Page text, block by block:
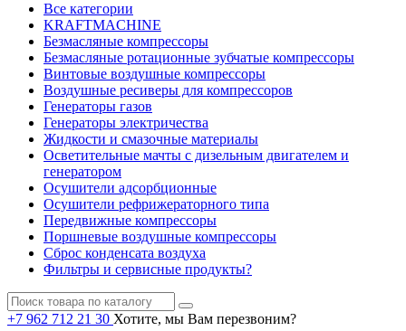
Все категории
KRAFTMACHINE
Безмасляные компрессоры
Безмасляные ротационные зубчатые компрессоры
Винтовые воздушные компрессоры
Воздушные ресиверы для компрессоров
Генераторы газов
Генераторы электричества
Жидкости и смазочные материалы
Осветительные мачты с дизельным двигателем и
генератором
Осушители адсорбционные
Осушители рефрижераторного типа
Передвижные компрессоры
Поршневые воздушные компрессоры
Сброс конденсата воздуха
Фильтры и сервисные продукты?
+7 962 712 21 30 Хотите, мы Вам перезвоним?